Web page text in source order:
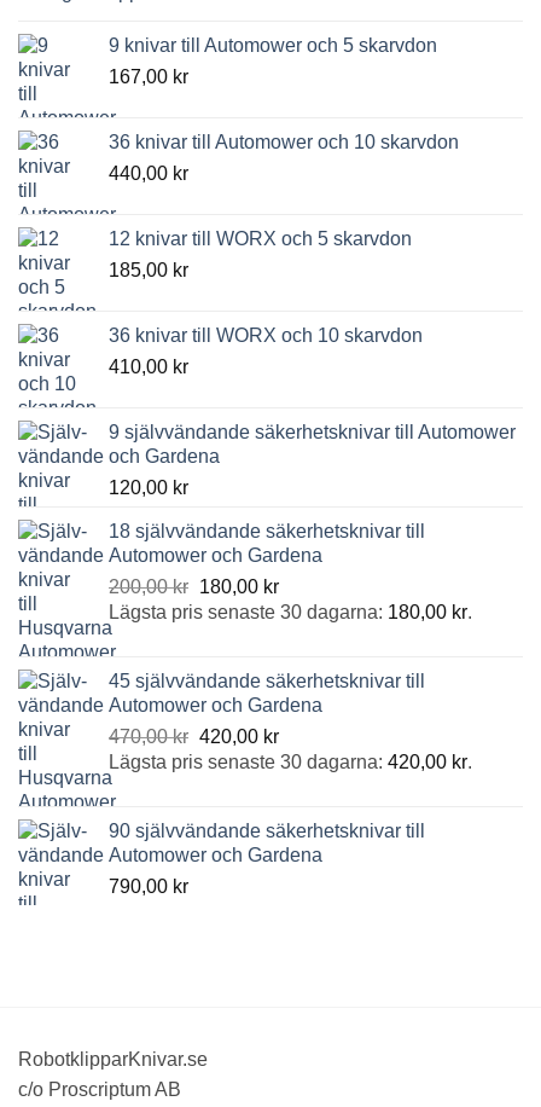
349,00 kr.315,00 kr.
9 knivar till Automower och 5 skarvdon
167,00 kr
36 knivar till Automower och 10 skarvdon
440,00 kr
12 knivar till WORX och 5 skarvdon
185,00 kr
36 knivar till WORX och 10 skarvdon
410,00 kr
9 självvändande säkerhetsknivar till Automower
och Gardena
120,00 kr
18 självvändande säkerhetsknivar till
Automower och Gardena
200,00kr Det
ursprungliga
200,00 kr.
180,00 krDet
nuvarande
180,00 kr.
Lägsta pris senaste 30 dagarna: 180,00 kr.
45 självvändande säkerhetsknivar till
Automower och Gardena
470,00kr Det
ursprungliga
470,00 kr.
420,00 krDet
nuvarande
420,00 kr.
Lägsta pris senaste 30 dagarna: 420,00 kr.
90 självvändande säkerhetsknivar till
Automower och Gardena
790,00 kr
RobotklipparKnivar.se
c/o Proscriptum AB